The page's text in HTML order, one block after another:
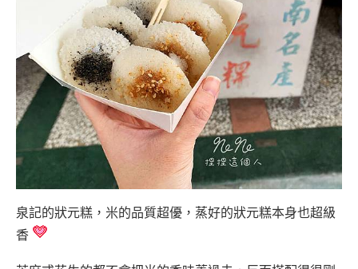
泉記的狀元糕，米的品質超優，蒸好的狀元糕本身也超級
香